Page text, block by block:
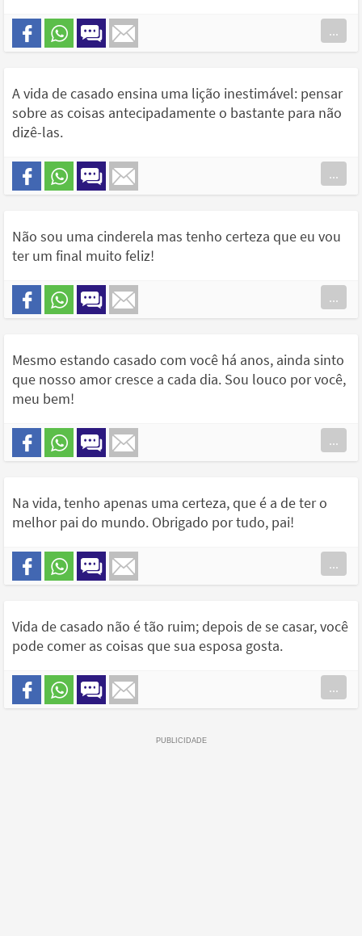
...
A vida de casado ensina uma lição inestimável: pensar
sobre as coisas antecipadamente o bastante para não
dizê-las.
...
Não sou uma cinderela mas tenho certeza que eu vou
ter um final muito feliz!
...
Mesmo estando casado com você há anos, ainda sinto
que nosso amor cresce a cada dia. Sou louco por você,
meu bem!
...
Na vida, tenho apenas uma certeza, que é a de ter o
melhor pai do mundo. Obrigado por tudo, pai!
...
Vida de casado não é tão ruim; depois de se casar, você
pode comer as coisas que sua esposa gosta.
...